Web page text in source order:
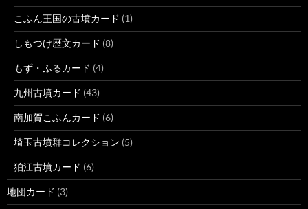
こふん王国の古墳カード (1)
しもつけ歴文カード (8)
もず・ふるカード (4)
九州古墳カード (43)
南加賀こふんカード (6)
埼玉古墳群コレクション (5)
狛江古墳カード (6)
地団カード (3)